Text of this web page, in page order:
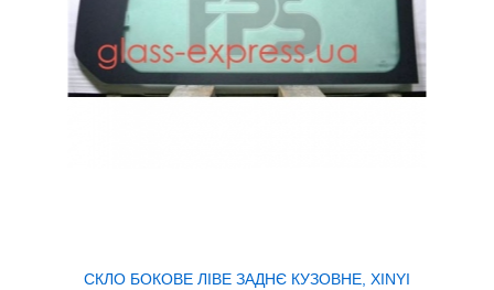
СКЛО БОКОВЕ ЛІВЕ ЗАДНЄ КУЗОВНЕ, XINYI